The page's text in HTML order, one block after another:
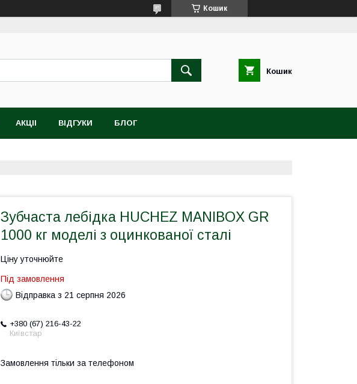
Кошик
Кошик
АКЦІІ ВІДГУКИ БЛОГ
Зубчаста лебідка НUCHEZ MANIBOX GR
1000 кг моделі з оцинкованої сталі
Ціну уточнюйте
Під замовлення
Відправка з 21 серпня 2026
+380 (67) 216-43-22
Київстар
Замовлення тільки за телефоном